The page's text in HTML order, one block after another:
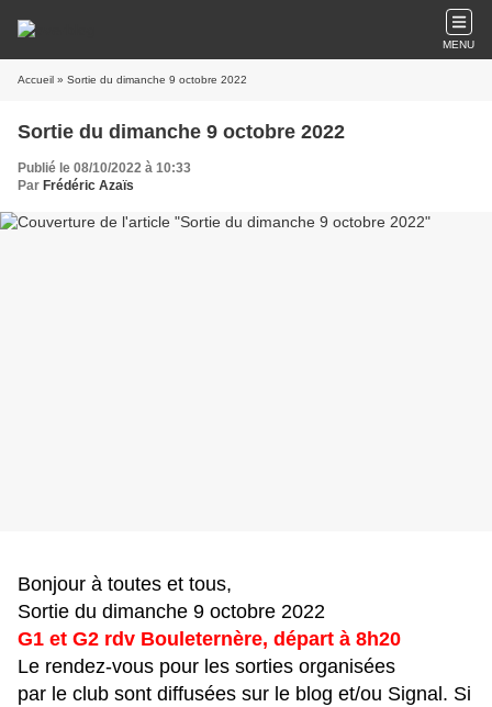
MENU
Accueil » Sortie du dimanche 9 octobre 2022
Sortie du dimanche 9 octobre 2022
Publié le 08/10/2022 à 10:33
Par Frédéric Azaïs
Bonjour à toutes et tous,
Sortie du dimanche 9 octobre 2022
G1 et G2 rdv Bouleternère, départ à 8h20
Le rendez-vous pour les sorties organisées
par le club sont diffusées sur le blog et/ou Signal. Si